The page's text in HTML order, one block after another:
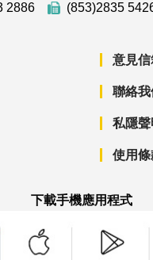
2886
(853)2835
意見信
聯絡我
私隱聲
使用條
下載手機應用程式